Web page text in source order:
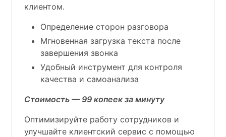
клиентом.
Определение сторон разговора
Мгновенная загрузка текста после
завершения звонка
Удобный инструмент для контроля
качества и самоанализа
Стоимость — 99 копеек за минуту
Оптимизируйте работу сотрудников и
улучшайте клиентский сервис с помощью